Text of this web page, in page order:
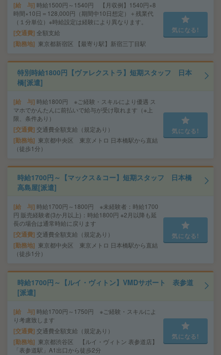
給 与 時給1500円～1540円 【月収例】1540円×8
時間×10日＝128,000円（期間中10日想定）＋残業代
（１分単位）※時給設定は経験により異なります。
交通費 全額支給
勤務地 東京都新宿区 【最寄り駅】新宿三丁目駅
気になる!
特別時給1800円【ヴァレクストラ】短期スタッフ 日本
橋[派遣]
給 与 時給1800円 ※ご経験・スキルにより優遇 ス
マホでかんたんに前払いで給与が受け取れます（※上
限、条件あり）
交通費 交通費全額支給（規定あり）
勤務地
東京都中央区 東京メトロ 日本橋駅から直結
（徒歩1分）
気になる!
時給1700円～【マックス＆コー】短期スタッフ 日本橋
高島屋[派遣]
給 与 時給1700円～1800円 ※未経験者：時給1700
円 販売経験者(3か月以上)：時給1800円 ※2月以降も延
長の場合は通常時給に戻ります
交通費 交通費全額支給（規定あり）
勤務地
東京都中央区 東京メトロ 日本橋駅から直結
（徒歩1分）
気になる!
時給1700円～【ルイ・ヴィトン】VMDサポート 表参道
[派遣]
給 与 時給1700円～1750円 ※ご経験・スキルによ
り考慮致します
交通費 交通費全額支給（規定あり）
勤務地
東京都渋谷区 【ルイ・ヴィトン 表参道店】
「表参道駅」A1出口から徒歩2分
気になる!